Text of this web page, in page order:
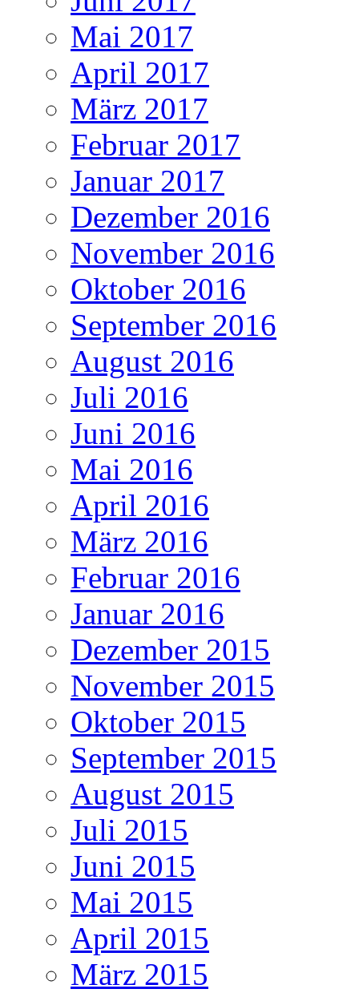
Mai 2017
April 2017
März 2017
Februar 2017
Januar 2017
Dezember 2016
November 2016
Oktober 2016
September 2016
August 2016
Juli 2016
Juni 2016
Mai 2016
April 2016
März 2016
Februar 2016
Januar 2016
Dezember 2015
November 2015
Oktober 2015
September 2015
August 2015
Juli 2015
Juni 2015
Mai 2015
April 2015
März 2015